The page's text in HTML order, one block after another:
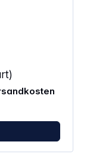
und
Mini
GoPro-
auf alle
in